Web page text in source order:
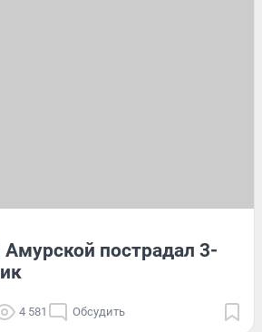
пострадал 3-
4 581 Обсудить